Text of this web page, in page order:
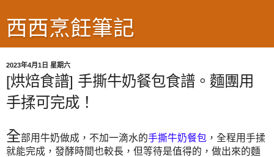
西西烹飪筆記
2023年4月1日 星期六
[烘焙食譜] 手撕牛奶餐包食譜。麵團用
手揉可完成！
全部用牛奶做成 ，不加一滴水的手撕牛奶餐包 ，全程用手揉
就能完成，發酵時間也較長，但等待是值得的，做出來的麵